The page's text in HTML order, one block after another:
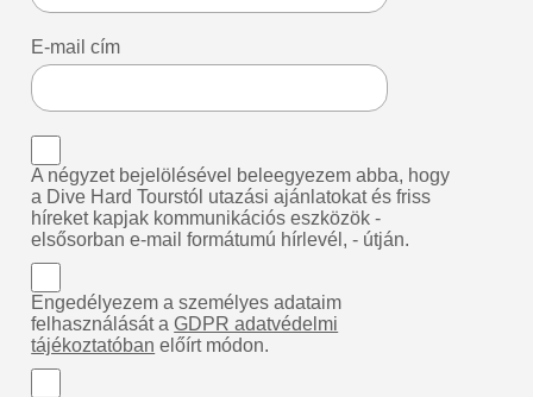
E-mail cím
A négyzet bejelölésével beleegyezem abba, hogy
a Dive Hard Tourstól utazási ajánlatokat és friss
híreket kapjak kommunikációs eszközök -
elsősorban e-mail formátumú hírlevél, - útján.
Engedélyezem a személyes adataim
felhasználását aGDPR adatvédelmi
tájékoztatóban előírt módon.